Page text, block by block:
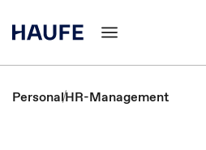
PersonalHR-Management